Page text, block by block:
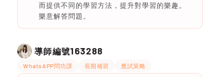
而提供不同的學習方法，提升對學習的樂趣。
樂意解答問題。
導師編號163288
WhatsAPP問功課 長期補習 應試策略